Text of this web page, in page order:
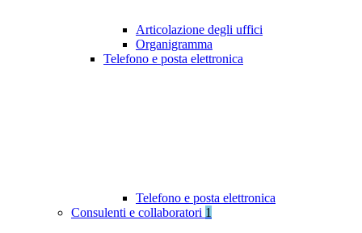
Articolazione degli uffici
Organigramma
Telefono e posta elettronica
Telefono e posta elettronica
Consulenti e collaboratori 1